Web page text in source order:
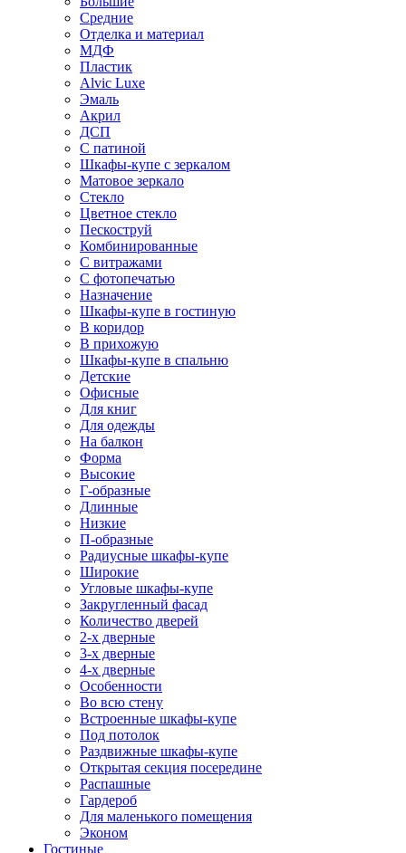
Средние
Отделка и материал
МДФ
Пластик
Alvic Luxe
Эмаль
Акрил
ДСП
С патиной
Шкафы-купе с зеркалом
Матовое зеркало
Стекло
Цветное стекло
Пескоструй
Комбинированные
С витражами
С фотопечатью
Назначение
Шкафы-купе в гостиную
В коридор
В прихожую
Шкафы-купе в спальню
Детские
Офисные
Для книг
Для одежды
На балкон
Форма
Высокие
Г-образные
Длинные
Низкие
П-образные
Радиусные шкафы-купе
Широкие
Угловые шкафы-купе
Закругленный фасад
Количество дверей
2-х дверные
3-х дверные
4-х дверные
Особенности
Во всю стену
Встроенные шкафы-купе
Под потолок
Раздвижные шкафы-купе
Открытая секция посередине
Распашные
Гардероб
Для маленького помещения
Эконом
Гостиные